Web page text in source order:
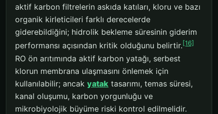
aktif karbon filtrelerin askıda katıları, kloru ve bazı
organik kirleticileri farklı derecelerde
giderebildiğini; hidrolik bekleme süresinin giderim
performansı açısından kritik olduğunu belirtir.[16]
RO ön arıtımında aktif karbon yatağı, serbest
klorun membrana ulaşmasını önlemek için
kullanılabilir; ancak yatak tasarımı, temas süresi,
kanal oluşumu, karbon yorgunluğu ve
mikrobiyolojik büyüme riski kontrol edilmelidir.